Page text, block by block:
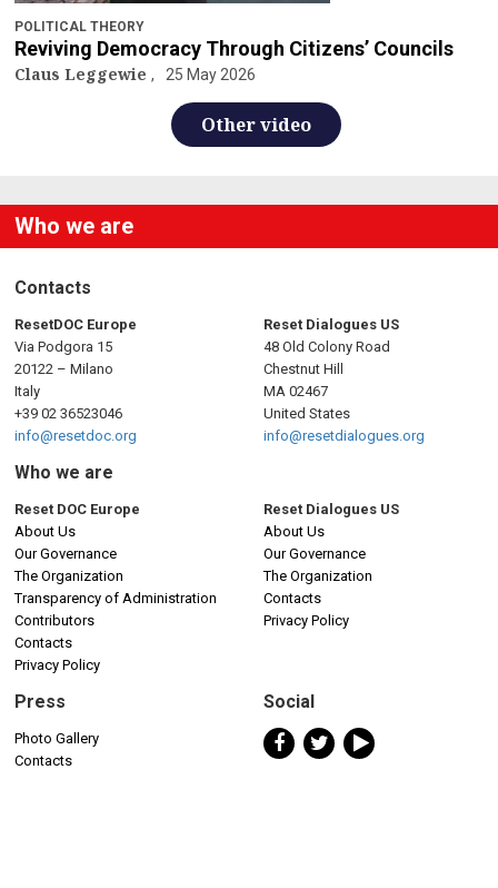
POLITICAL THEORY
Reviving Democracy Through Citizens’ Councils
Claus Leggewie 25 May 2026
Other video
Who we are
Contacts
ResetDOC Europe
Via Podgora 15
20122 – Milano
Italy
+39 02 36523046
info@resetdoc.org
Reset Dialogues US
48 Old Colony Road
Chestnut Hill
MA 02467
United States
info@resetdialogues.org
Who we are
Reset DOC Europe
About Us
Our Governance
The Organization
Transparency of Administration
Contributors
Contacts
Privacy Policy
Reset Dialogues US
About Us
Our Governance
The Organization
Contacts
Privacy Policy
Press
Photo Gallery
Contacts
Social